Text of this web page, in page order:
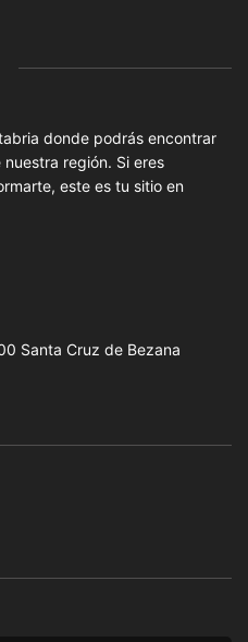
donde podrás encontrar
región. Si eres
este es tu sitio en
Santa Cruz de Bezana